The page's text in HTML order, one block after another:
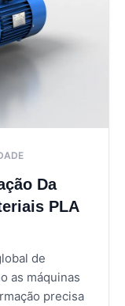
Da
PLA
de
as máquinas
precisa